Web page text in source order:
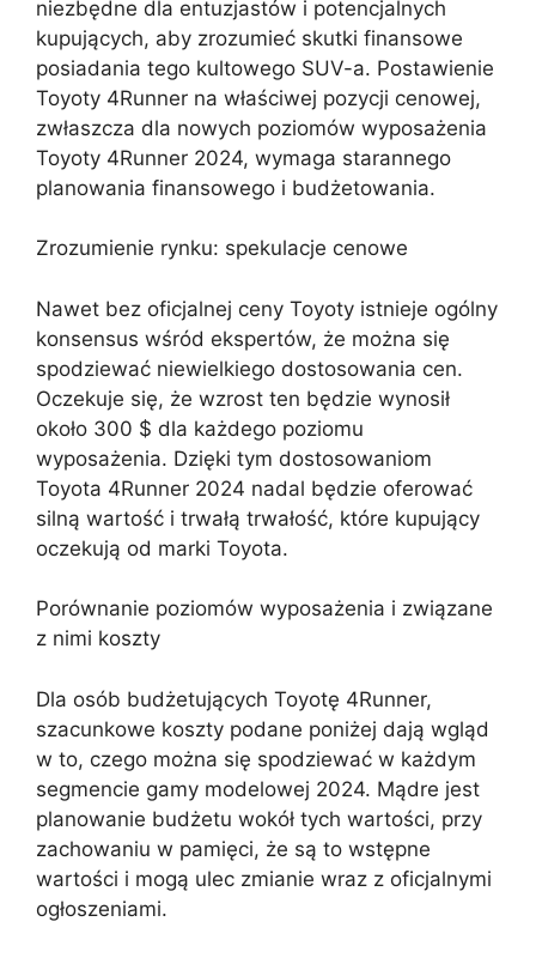
niezbędne dla entuzjastów i potencjalnych
kupujących, aby zrozumieć skutki finansowe
posiadania tego kultowego SUV-a. Postawienie
Toyoty 4Runner na właściwej pozycji cenowej,
zwłaszcza dla nowych poziomów wyposażenia
Toyoty 4Runner 2024, wymaga starannego
planowania finansowego i budżetowania.
Zrozumienie rynku: spekulacje cenowe
Nawet bez oficjalnej ceny Toyoty istnieje ogólny
konsensus wśród ekspertów, że można się
spodziewać niewielkiego dostosowania cen.
Oczekuje się, że wzrost ten będzie wynosił
około 300 $ dla każdego poziomu
wyposażenia. Dzięki tym dostosowaniom
Toyota 4Runner 2024 nadal będzie oferować
silną wartość i trwałą trwałość, które kupujący
oczekują od marki Toyota.
Porównanie poziomów wyposażenia i związane
z nimi koszty
Dla osób budżetujących Toyotę 4Runner,
szacunkowe koszty podane poniżej dają wgląd
w to, czego można się spodziewać w każdym
segmencie gamy modelowej 2024. Mądre jest
planowanie budżetu wokół tych wartości, przy
zachowaniu w pamięci, że są to wstępne
wartości i mogą ulec zmianie wraz z oficjalnymi
ogłoszeniami.